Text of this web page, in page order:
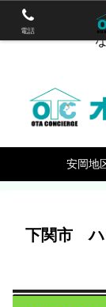
下関のハウス
安岡地
下関市 ハ
電話